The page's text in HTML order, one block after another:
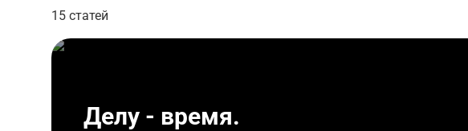
15 статей
Делу - время.